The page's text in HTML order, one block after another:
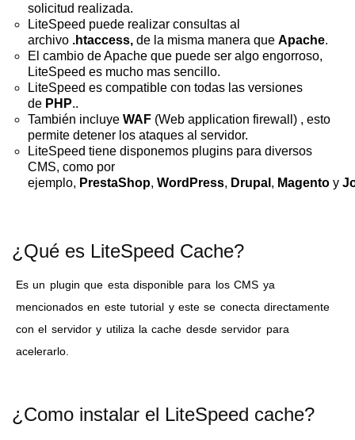
solicitud realizada.
LiteSpeed puede realizar consultas al
archivo .htaccess, de la misma manera que Apache.
El cambio de Apache que puede ser algo engorroso,
LiteSpeed es mucho mas sencillo.
LiteSpeed es compatible con todas las versiones
de PHP..
También incluye WAF (Web application firewall) , esto
permite detener los ataques al servidor.
LiteSpeed tiene disponemos plugins para diversos
CMS, como por
ejemplo, PrestaShop, WordPress, Drupal , Magento y
¿Qué es LiteSpeed Cache?
Es un plugin que esta disponible para los CMS ya
mencionados en este tutorial y este se conecta directamente
con el servidor y utiliza la cache desde servidor para
acelerarlo.
¿Como instalar el LiteSpeed cache?